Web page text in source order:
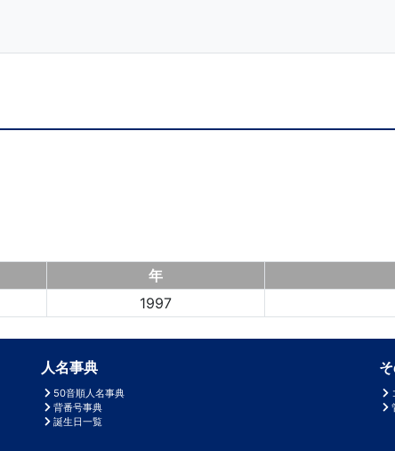
年
1997
人名事典
50音順人名事典
背番号事典
誕生日一覧